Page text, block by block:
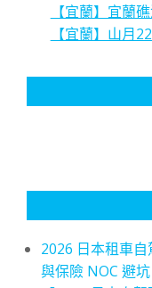
【宜蘭】宜蘭
【宜蘭】山月
2026 日本租車
與保險 NOC 避坑